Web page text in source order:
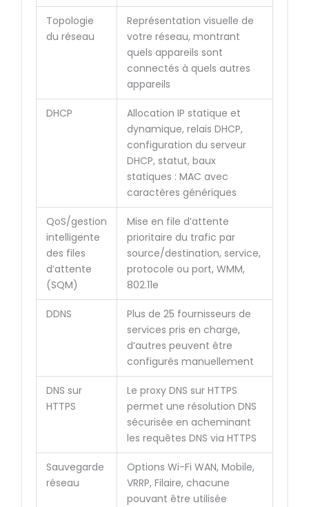
Topologie
du réseau
Représentation visuelle de
votre réseau, montrant
quels appareils sont
connectés à quels autres
appareils
DHCP
Allocation IP statique et
dynamique, relais DHCP,
configuration du serveur
DHCP, statut, baux
statiques : MAC avec
caractères génériques
QoS/gestion
intelligente
des files
d’attente
(SQM)
Mise en file d’attente
prioritaire du trafic par
source/destination, service,
protocole ou port, WMM,
802.11e
DDNS
Plus de 25 fournisseurs de
services pris en charge,
d’autres peuvent être
configurés manuellement
DNS sur
HTTPS
Le proxy DNS sur HTTPS
permet une résolution DNS
sécurisée en acheminant
les requêtes DNS via HTTPS
Sauvegarde
réseau
Options Wi-Fi WAN, Mobile,
VRRP, Filaire, chacune
pouvant être utilisée